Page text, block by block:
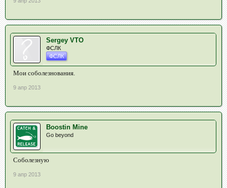
Sergey VTO
ФСЛК
ФСЛК
Мои соболезнования.
9 апр 2013
Boostin Mine
Go beyond
Соболезную
9 апр 2013